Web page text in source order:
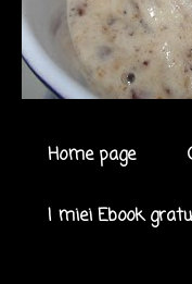
Home page
I miei Ebook